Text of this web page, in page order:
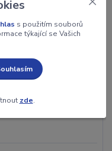
s použitím souborů
týkající se Vašich
zde.